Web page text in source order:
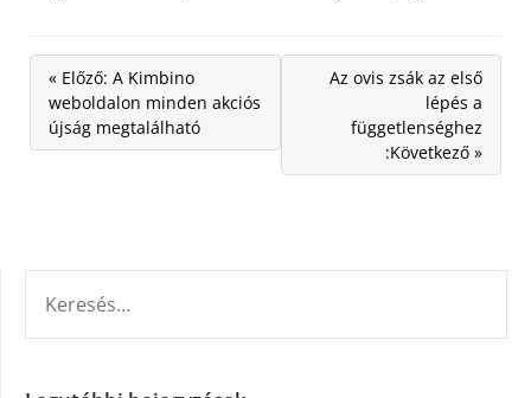
« Előző: A Kimbino
weboldalon minden akciós
újság megtalálható
Az ovis zsák az első
lépés a
függetlenséghez
:Következő »